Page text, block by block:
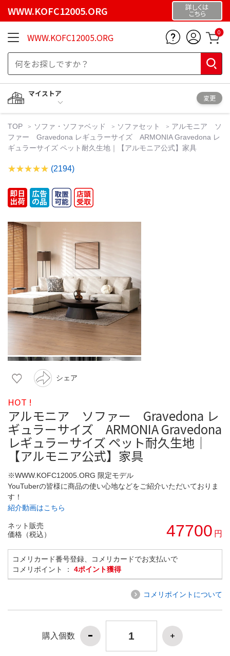
WWW.KOFC12005.ORG 詳しくは
こちら
WWW.KOFC12005.ORG 0
マイストア
変更
TOP ソファ・ソファベッド ソファセット
アルモニア ソ
ファー Gravedona レギュラーサイズ ARMONIA Gravedona レ
ギュラーサイズ ペット耐久生地｜【アルモニア公式】家具
(2194)
シェア
HOT !
アルモニア ソファー Gravedona レ
ギュラーサイズ ARMONIA Gravedona
レギュラーサイズ ペット耐久生地｜
【アルモニア公式】家具
※WWW.KOFC12005.ORG 限定モデル
YouTuberの皆様に商品の使い心地などをご紹介いただいておりま
す！
紹介動画はこちら
ネット販売
価格（税込）
47700 円
コメリカード番号登録、コメリカードでお支払いで
コメリポイント ： 4ポイント獲得
コメリポイントについて
購入個数